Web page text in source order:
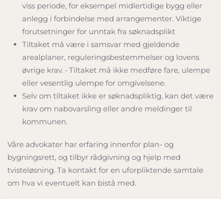
viss periode, for eksempel midlertidige bygg eller
anlegg i forbindelse med arrangementer. Viktige
forutsetninger for unntak fra søknadsplikt
Tiltaket må være i samsvar med gjeldende
arealplaner, reguleringsbestemmelser og lovens
øvrige krav. • Tiltaket må ikke medføre fare, ulempe
eller vesentlig ulempe for omgivelsene.
Selv om tiltaket ikke er søknadspliktig, kan det være
krav om nabovarsling eller andre meldinger til
kommunen.
Våre advokater har erfaring innenfor plan- og
bygningsrett, og tilbyr rådgivning og hjelp med
tvisteløsning. Ta kontakt for en uforpliktende samtale
om hva vi eventuelt kan bistå med.